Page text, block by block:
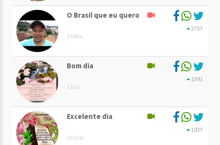
O Brasil que eu quero
15 Mai
2737
Bom dia
1 Dez
1391
Excelente dia
16 Out
1037